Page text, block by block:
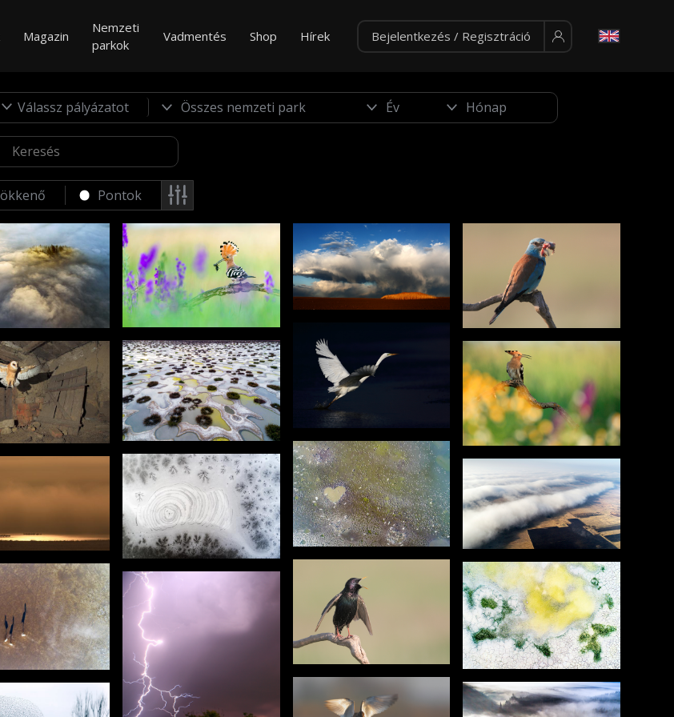
Magazin
Nemzeti
parkok
Vadmentés Shop Hírek Bejelentkezés / Regisztráció
Válassz pályázatot
Pontok